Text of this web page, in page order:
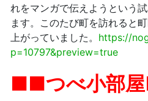
れをマンガで伝えようという
ます。このたび町を訪れると
上がっていました。 https://
p=10797&preview=true
■■つべ小部